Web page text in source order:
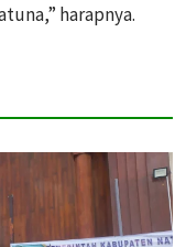
harapnya.